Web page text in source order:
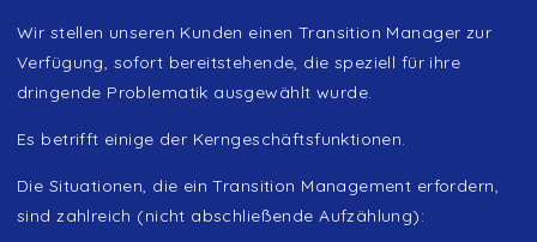
Wir stellen unseren Kunden einen Transition Manager zur
Verfügung, sofort bereitstehende, die speziell für ihre
dringende Problematik ausgewählt wurde.
Es betrifft einige der Kerngeschäftsfunktionen.
Die Situationen, die ein Transition Management erfordern,
sind zahlreich (nicht abschließende Aufzählung):